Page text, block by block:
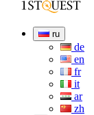
ru
de
en
fr
it
ar
zh